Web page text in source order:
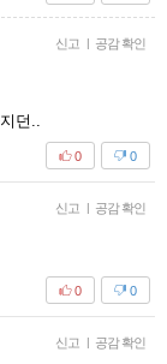
신고 | 공감 확인
던..
0
0
신고 | 공감 확인
0
0
신고 | 공감 확인